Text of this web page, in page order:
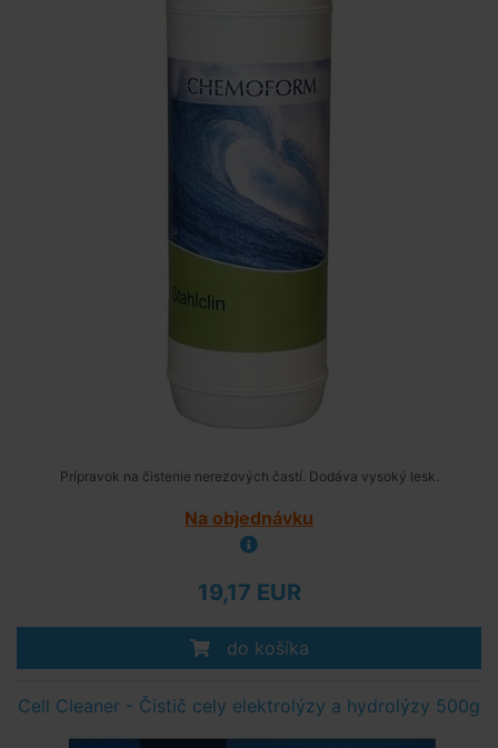
Prípravok na čistenie nerezových častí. Dodáva vysoký lesk.
Na objednávku
19,17 EUR
do košíka
Cell Cleaner - Čistič cely elektrolýzy a hydrolýzy 500g